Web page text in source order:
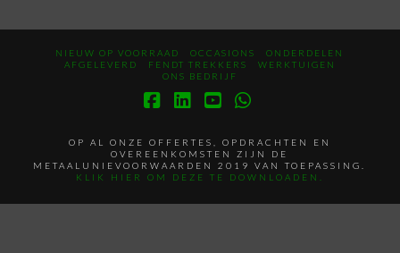
NIEUW OP VOORRAAD OCCASIONS
ONDERDELEN
AFGELEVERD
FENDT TREKKERS
WERKTUIGEN
ONS BEDRIJF
OP AL ONZE OFFERTES, OPDRACHTEN EN
OVEREENKOMSTEN ZIJN DE
METAALUNIEVOORWAARDEN 2019 VAN TOEPASSING.
KLIK HIER OM DEZE TE DOWNLOADEN.